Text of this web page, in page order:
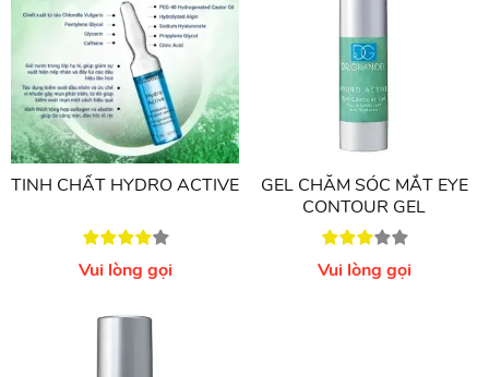
TINH CHẤT HYDRO ACTIVE
Vui lòng gọi
GEL CHĂM SÓC MẮT EYE
CONTOUR GEL
Vui lòng gọi